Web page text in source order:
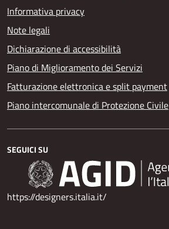
Informativa privacy
Note legali
Dichiarazione di accessibilità
Piano di Miglioramento dei Servizi
Fatturazione elettronica e split payment
Piano intercomunale di Protezione Civile
SEGUICI SU
https://designers.italia.it/